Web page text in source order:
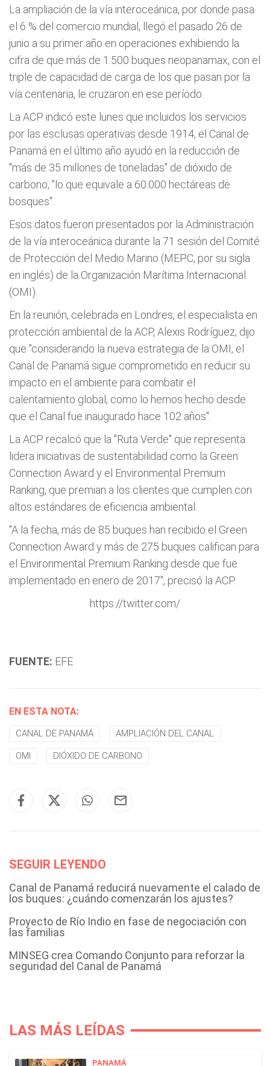
La ampliación de la vía interoceánica, por donde pasa
el 6 % del comercio mundial, llegó el pasado 26 de
junio a su primer año en operaciones exhibiendo la
cifra de que más de 1.500 buques neopanamax, con el
triple de capacidad de carga de los que pasan por la
vía centenaria, le cruzaron en ese período.
La ACP indicó este lunes que incluidos los servicios
por las esclusas operativas desde 1914, el Canal de
Panamá en el último año ayudó en la reducción de
"más de 35 millones de toneladas" de dióxido de
carbono, "lo que equivale a 60.000 hectáreas de
bosques".
Esos datos fueron presentados por la Administración
de la vía interoceánica durante la 71 sesión del Comité
de Protección del Medio Marino (MEPC, por su sigla
en inglés) de la Organización Marítima Internacional
(OMI).
En la reunión, celebrada en Londres, el especialista en
protección ambiental de la ACP, Alexis Rodríguez, dijo
que "considerando la nueva estrategia de la OMI, el
Canal de Panamá sigue comprometido en reducir su
impacto en el ambiente para combatir el
calentamiento global, como lo hemos hecho desde
que el Canal fue inaugurado hace 102 años".
La ACP recalcó que la "Ruta Verde" que representa
lidera iniciativas de sustentabilidad como la Green
Connection Award y el Environmental Premium
Ranking, que premian a los clientes que cumplen con
altos estándares de eficiencia ambiental.
"A la fecha, más de 85 buques han recibido el Green
Connection Award y más de 275 buques califican para
el Environmental Premium Ranking desde que fue
implementado en enero de 2017", precisó la ACP.
https://twitter.com/
FUENTE: EFE
EN ESTA NOTA:
CANAL DE PANAMÁ AMPLIACIÓN DEL CANAL
OMI DIÓXIDO DE CARBONO
SEGUIR LEYENDO
Canal de Panamá reducirá nuevamente el calado de
los buques: ¿cuándo comenzarán los ajustes?
Proyecto de Río Indio en fase de negociación con
las familias
MINSEG crea Comando Conjunto para reforzar la
seguridad del Canal de Panamá
LAS MÁS LEÍDAS
PANAMÁ